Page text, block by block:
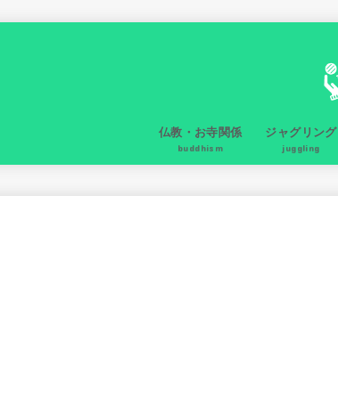
仏教・お寺関係
buddhism
ジャグリング
juggling